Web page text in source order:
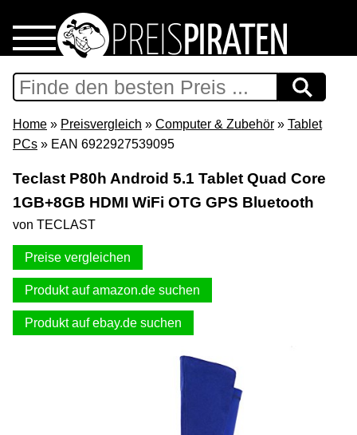
Home
Download
Support & Newsletter
Presse
Datenschutz
Impressum
Home » Preisvergleich » Computer & Zubehör » Tablet
PCs » EAN 6922927539095
Teclast P80h Android 5.1 Tablet Quad Core
1GB+8GB HDMI WiFi OTG GPS Bluetooth
von TECLAST
Preise vergleichen
Produkt auf amazon.de suchen
Produkt auf ebay.de suchen